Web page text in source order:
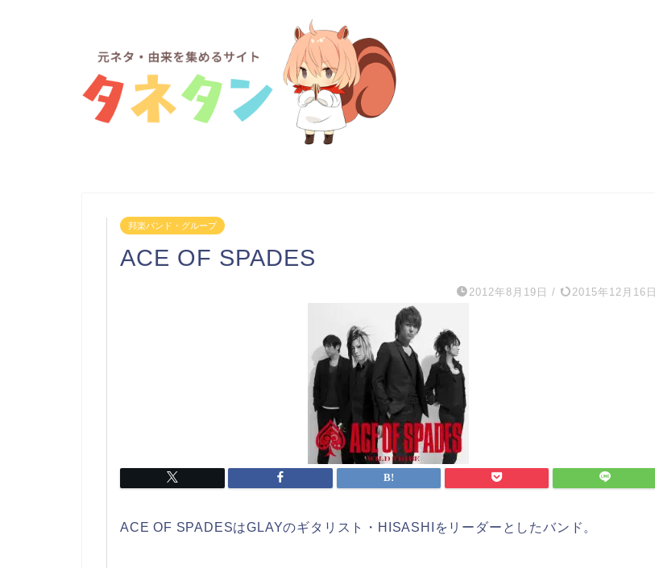
邦楽バンド・グループ
ACE OF SPADES
2012年8月19日 / 2015年12月16日
ACE OF SPADESはGLAYのギタリスト・HISASHIをリーダーとしたバンド。